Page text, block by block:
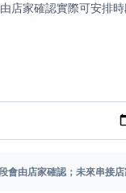
店家確認實際可安排時
會由店家確認；未來串接